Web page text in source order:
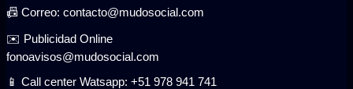
📠 Correo: contacto@mudosocial.com
✉️ Publicidad Online
fonoavisos@mudosocial.com
📱 Call center Watsapp: +51 978 941 741